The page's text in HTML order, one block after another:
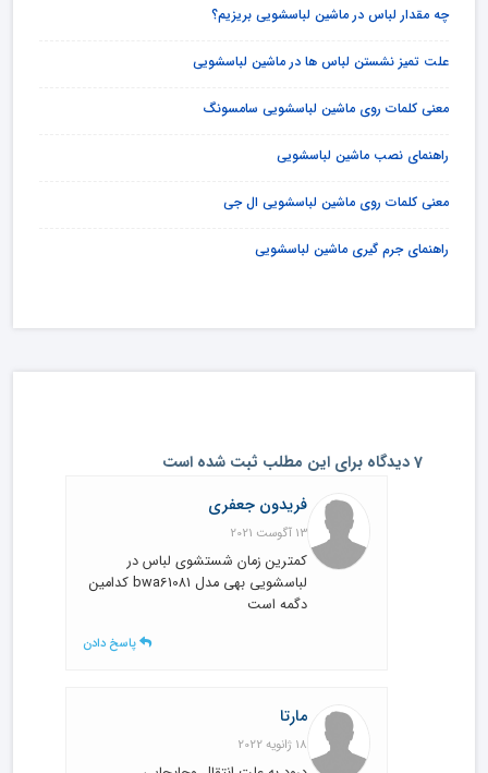
چه مقدار لباس در ماشین لباسشویی بریزیم؟
علت تمیز نشستن لباس ها در ماشین لباسشویی
معنی کلمات روی ماشین لباسشویی سامسونگ
راهنمای نصب ماشین لباسشویی
معنی کلمات روی ماشین لباسشویی ال جی
راهنمای جرم گیری ماشین لباسشویی
7 دیدگاه برای این مطلب ثبت شده است
فریدون جعفری
13 آگوست 2021
کمترین زمان شستشوی لباس در
لباسشویی بهی مدل bwa61081 کدامین
دگمه است
پاسخ دادن
مارتا
18 ژانویه 2022